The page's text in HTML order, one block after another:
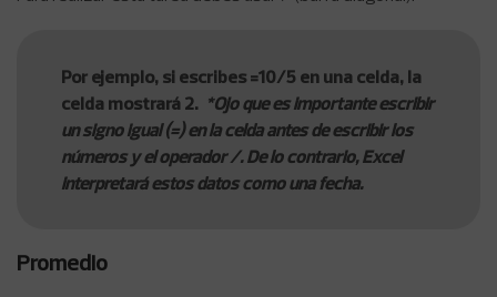
Por ejemplo, si escribes =10/5 en una celda, la
celda mostrará 2. *Ojo que es importante escribir
un signo igual (=) en la celda antes de escribir los
números y el operador /. De lo contrario, Excel
interpretará estos datos como una fecha.
Promedio